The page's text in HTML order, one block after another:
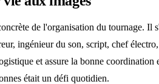
de l'organisation du tournage.
ingénieur du son, script, chef
et assure la bonne
était un défi quotidien.